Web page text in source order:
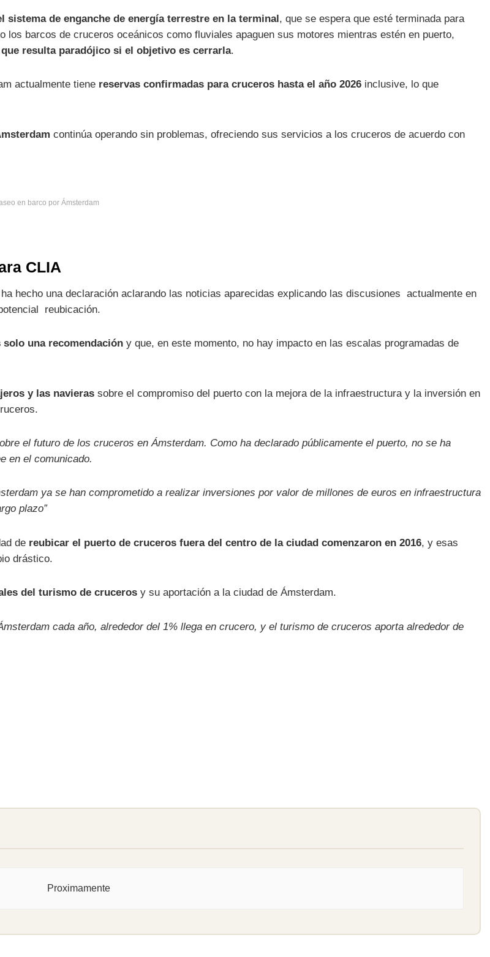
de enganche de energía terrestre en la terminal, que se espera que esté terminada para
los barcos de cruceros oceánicos como fluviales apaguen sus motores mientras estén en puerto,
resulta paradójico si el objetivo es cerrarla.
actualmente tiene reservas confirmadas para cruceros hasta el año 2026inclusive, lo que
continúa operando sin problemas, ofreciendo sus servicios a los cruceros de acuerdo con
en barco por Ámsterdam
CLIA
hecho una declaración aclarando las noticias aparecidas explicando las discusiones actualmente en
reubicación.
solo una recomendacióny que, en este momento, no hay impacto en las escalas programadas de
y las navierassobre el compromiso del puerto con la mejora de la infraestructura y la inversión en
el futuro de los cruceros en Ámsterdam. Como ha declarado públicamente el puerto, no se ha
en el comunicado.
ya se han comprometido a realizar inversiones por valor de millones de euros en infraestructura
plazo”
dereubicar el puerto de cruceros fuera del centro de la ciudad comenzaron en 2016, y esas
drástico.
del turismo de crucerosy su aportación a la ciudad de Ámsterdam.
cada año, alrededor del 1% llega en crucero, y el turismo de cruceros aporta alrededor de
Proximamente